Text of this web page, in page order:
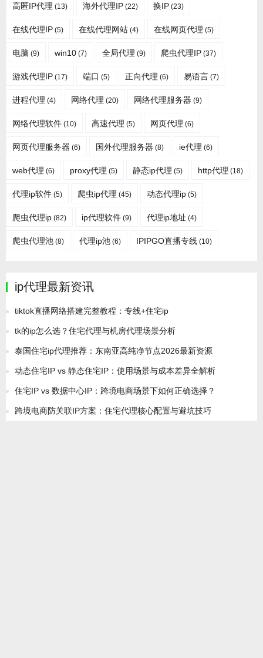
高匿IP代理 (13) 海外代理IP (22) 换IP (23)
在线代理IP (5) 在线代理网站 (4) 在线网页代理 (5)
电脑 (9) win10 (7) 全局代理 (9) 爬虫代理IP (37)
游戏代理IP (17) 端口 (5) 正向代理 (6) 易语言 (7)
进程代理 (4) 网络代理 (20) 网络代理服务器 (9)
网络代理软件 (10) 高速代理 (5) 网页代理 (6)
网页代理服务器 (6) 国外代理服务器 (8) ie代理 (6)
web代理 (6) proxy代理 (5) 静态ip代理 (5) http代理 (18)
代理ip软件 (5) 爬虫ip代理 (45) 动态代理ip (5)
爬虫代理ip (82) ip代理软件 (9) 代理ip地址 (4)
爬虫代理池 (8) 代理ip池 (6) IPIPGO直播专线 (10)
ip代理最新资讯
tiktok直播网络搭建完整教程：专线+住宅ip
tk的ip怎么选？住宅代理与机房代理场景分析
泰国住宅ip代理推荐：东南亚高纯净节点2026最新资源
动态住宅IP vs 静态住宅IP：使用场景与成本差异全解析
住宅IP vs 数据中心IP：跨境电商场景下如何正确选择？
跨境电商防关联IP方案：住宅代理核心配置与避坑技巧